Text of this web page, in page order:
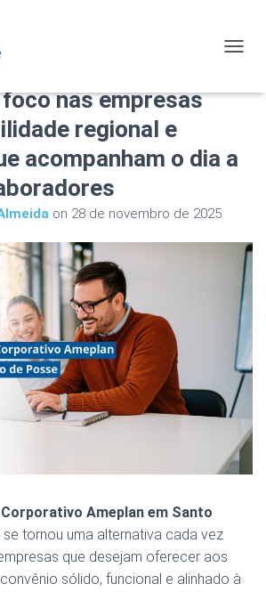
Corporativo
Santo Antônio de
nas empresas
regional e
acompanham o dia a
on 28 de novembro de 2025
Corporativo Ameplan em Santo
se tornou uma alternativa cada vez
que desejam oferecer aos
sólido, funcional e alinhado à